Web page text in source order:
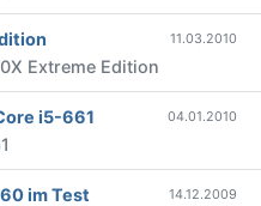
11.03.2010
Extreme Edition
04.01.2010
i5-661
14.12.2009
im Test